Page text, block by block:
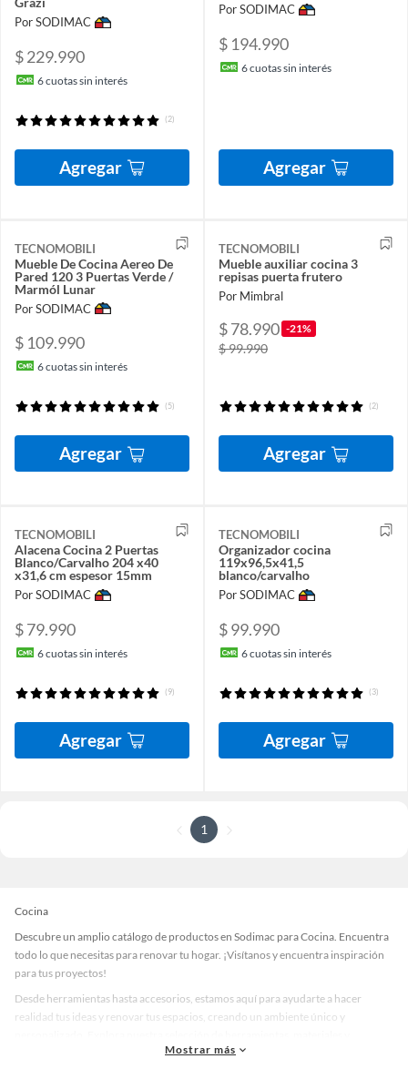
Por SODIMAC
$ 229.990
6cuotas sin interés
(2)
Agregar
Por SODIMAC
$ 194.990
6cuotas sin interés
Agregar
TECNOMOBILI
Mueble De Cocina Aereo De
Pared 120 3 Puertas Verde /
Marmól Lunar
Por SODIMAC
$ 109.990
6cuotas sin interés
(5)
Agregar
TECNOMOBILI
Mueble auxiliar cocina 3
repisas puerta frutero
Por Mimbral
$ 78.990 -21%
$ 99.990
(2)
Agregar
TECNOMOBILI
Alacena Cocina 2 Puertas
Blanco/Carvalho 204 x40
x31,6 cm espesor 15mm
Por SODIMAC
$ 79.990
6cuotas sin interés
(9)
Agregar
TECNOMOBILI
Organizador cocina
119x96,5x41,5
blanco/carvalho
Por SODIMAC
$ 99.990
6cuotas sin interés
(3)
Agregar
1
Cocina
Descubre un amplio catálogo de productos en Sodimac para Cocina. Encuentra
todo lo que necesitas para renovar tu hogar. ¡Visítanos y encuentra inspiración
para tus proyectos!
Desde herramientas hasta accesorios, estamos aquí para ayudarte a hacer
realidad tus ideas y renovar tus espacios, creando un ambiente único y
accesorios de calidad que te ayudarán a crear un espacio más tú.
Mostrar más